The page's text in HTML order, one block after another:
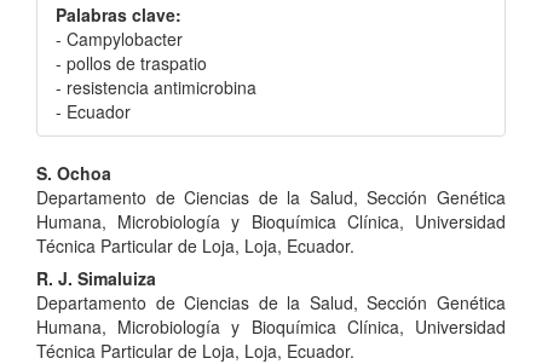
Palabras clave:
- Campylobacter
- pollos de traspatio
- resistencia antimicrobina
- Ecuador
Contenido
principal
del
artículo
S. Ochoa
Departamento de Ciencias de la Salud, Sección Genética
Humana, Microbiología y Bioquímica Clínica, Universidad
Técnica Particular de Loja, Loja, Ecuador.
R. J. Simaluiza
Departamento de Ciencias de la Salud, Sección Genética
Humana, Microbiología y Bioquímica Clínica, Universidad
Técnica Particular de Loja, Loja, Ecuador.